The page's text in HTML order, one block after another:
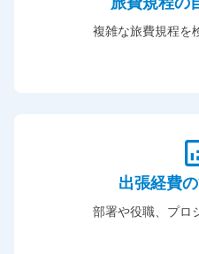
複雑な旅費規程を
出張経費
部署や役職、プロ